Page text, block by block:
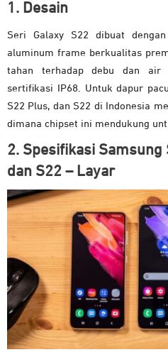
1. Desain
Seri Galaxy S22 dibuat
aluminum frame berkualitas
tahan terhadap debu dan air
sertifikasi IP68. Untuk dapur
S22 Plus, dan S22 di Indonesia
dimana chipset ini mendukung
2. Spesifikasi Samsung
dan S22 – Layar